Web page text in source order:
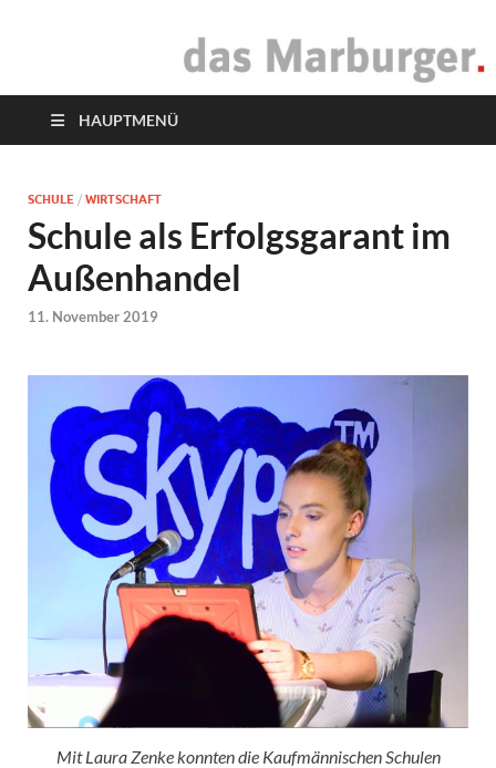
das Marburger.
HAUPTMENÜ
SCHULE / WIRTSCHAFT
Schule als Erfolgsgarant im
Außenhandel
11. November 2019
Mit Laura Zenke konnten die Kaufmännischen Schulen